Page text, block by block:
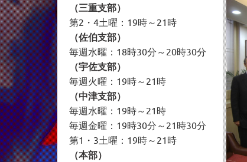
（三重支部）
第2・4土曜：19時～21時
（佐伯支部）
毎週水曜：18時30分～20時30分
（宇佐支部）
毎週火曜：19時～21時
（中津支部）
毎週水曜：19時～21時
毎週金曜：19時30分～21時30分
第1・3土曜：19時～21時
（本部）